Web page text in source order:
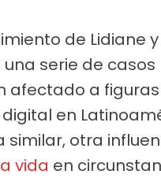
de Lidiane
serie de
afectado a
en
similar, otra
vida en